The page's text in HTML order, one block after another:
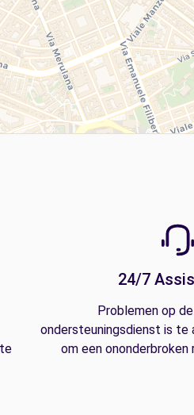
24/7
Problemen op
ondersteuningsdienst is te
om een ononderbroken